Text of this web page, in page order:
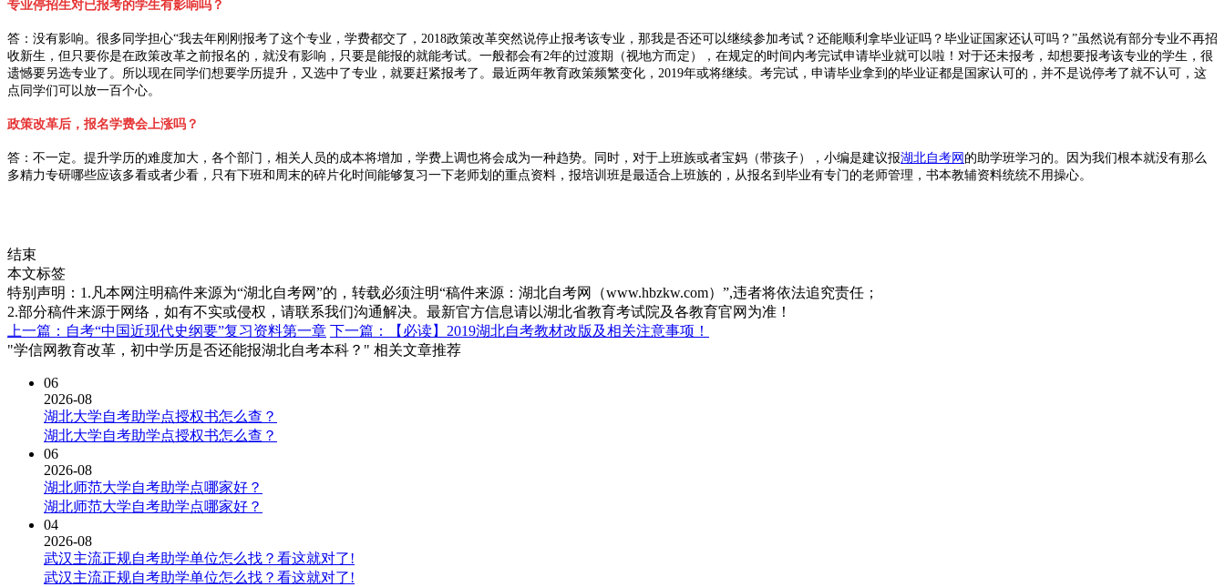
专业停招生对已报考的学生有影响吗？
答：没有影响。很多同学担心“我去年刚刚报考了这个专业，学费都交了，2018政策改革突然说停止报考该专业，那我是否还可以继续参加考试？还能顺利拿毕业证吗？毕业证国家还认可吗？”虽然说有部分专业不再招
收新生，但只要你是在政策改革之前报名的，就没有影响，只要是能报的就能考试。一般都会有2年的过渡期（视地方而定），在规定的时间内考完试申请毕业就可以啦！对于还未报考，却想要报考该专业的学生，很
遗憾要另选专业了。所以现在同学们想要学历提升，又选中了专业，就要赶紧报考了。最近两年教育政策频繁变化，2019年或将继续。考完试，申请毕业拿到的毕业证都是国家认可的，并不是说停考了就不认可，这
点同学们可以放一百个心。
政策改革后，报名学费会上涨吗？
答：不一定。提升学历的难度加大，各个部门，相关人员的成本将增加，学费上调也将会成为一种趋势。同时，对于上班族或者宝妈（带孩子），小编是建议报湖北自考网 的助学班学习的。因为我们根本就没有那么
多精力专研哪些应该多看或者少看，只有下班和周末的碎片化时间能够复习一下老师划的重点资料，报培训班是最适合上班族的，从报名到毕业有专门的老师管理，书本教辅资料统统不用操心。
结束
本文标签
特别声明：1.凡本网注明稿件来源为“湖北自考网”的，转载必须注明“稿件来源：湖北自考网（www.hbzkw.com）”,违者将依法追究责任；
2.部分稿件来源于网络，如有不实或侵权，请联系我们沟通解决。最新官方信息请以湖北省教育考试院及各教育官网为准！
上一篇：自考“中国近现代史纲要”复习资料第一章 下一篇：【必读】2019湖北自考教材改版及相关注意事项！
"学信网教育改革，初中学历是否还能报湖北自考本科？" 相关文章推荐
06
2026-08
湖北大学自考助学点授权书怎么查？
湖北大学自考助学点授权书怎么查？
06
2026-08
湖北师范大学自考助学点哪家好？
湖北师范大学自考助学点哪家好？
04
2026-08
武汉主流正规自考助学单位怎么找？看这就对了!
武汉主流正规自考助学单位怎么找？看这就对了!